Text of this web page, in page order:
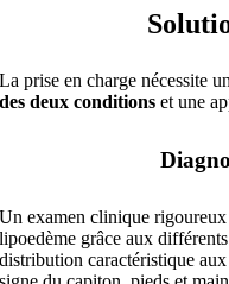
La prise en charge nécessite
des deux conditions et une
Un examen clinique
lipoedème grâce aux
distribution caractéristique